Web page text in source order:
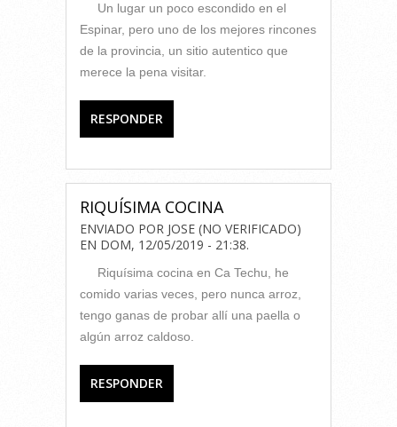
Un lugar un poco escondido en el
Espinar, pero uno de los mejores rincones
de la provincia, un sitio autentico que
merece la pena visitar.
RESPONDER
RIQUÍSIMA COCINA
ENVIADO POR JOSE (NO VERIFICADO)
EN DOM, 12/05/2019 - 21:38.
Riquísima cocina en Ca Techu, he
comido varias veces, pero nunca arroz,
tengo ganas de probar allí una paella o
algún arroz caldoso.
RESPONDER